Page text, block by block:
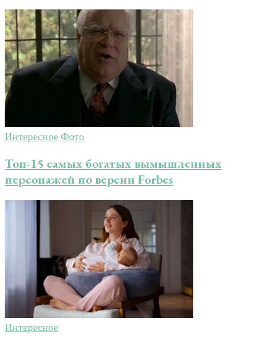
ИнтересноеФото
Топ-15 самых богатых вымышленных
персонажей по версии Forbes
Интересное